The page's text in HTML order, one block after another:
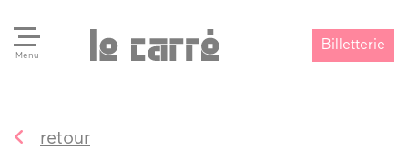
Menu
Billetterie
retour